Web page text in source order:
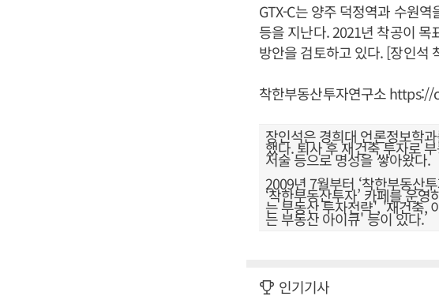
GTX-C는 양주 덕정역과 수원
등을 지난다. 2021년 착공이
방안을 검토하고 있다. [장인석
착한부동산투자연구소https://
장인석은 경희대 언론정보학
했다. 퇴사 후 재건축 투자로
저술 등으로 명성을 쌓아왔다.
2009년 7월부터 ‘착한부동산
‘착한부동산투자’ 카페를 운
는 부동산 투자전략', '재건축,
는 부동산 아이큐' 등이 있다.
인기기사